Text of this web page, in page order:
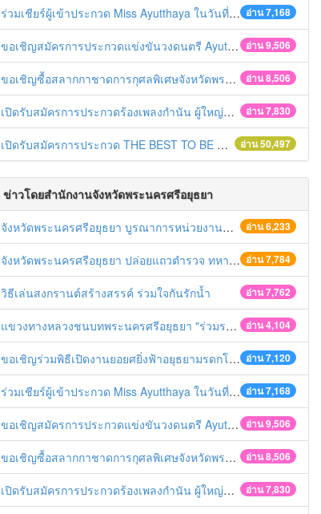
อ่าน 7,168
ร่วมเชียร์ผู้เข้าประกวด Miss Ayutthaya ในวันที่ 15 ธันวาคม 2560
อ่าน 9,506
ขอเชิญสมัครการประกวดแข่งขันวงดนตรี Ayutthaya battle of the bands
อ่าน 8,506
ขอเชิญซื้อสลากกาชาดการกุศลพิเศษจังหวัดพระนครศรีอยุธยา 2560
อ่าน 7,830
เปิดรับสมัครการประกวดร้องเพลงกำนัน ผู้ใหญ่บ้าน ฯลฯ
อ่าน 50,497
เปิดรับสมัครการประกวด THE BEST TO BE NUMBER ONE
ข่าวโดยสำนักงานจังหวัดพระนครศรีอยุธยา
อ่าน 6,233
จังหวัดพระนครศรีอยุธยา บูรณาการหน่วยงานที่เกี่ยวข้อง ลงพื้นที่จัดระเบียบและดำเนินมาตรการตามบทลงโทษสูงสุดกับผู้ประกอบการร้านค้าที่ยังฝ่าฝืนตั้งร้านค้ารุกล้ำเขตพื้นที่ทางหลวง เตรียมความปลอดภัยก่อนเทศกาลสงกรานต์
อ่าน 7,784
จังหวัดพระนครศรีอยุธยา ปล่อยแถวตำรวจ ทหาร ฝ่ายปกครอง กว่า 100 นาย ตรวจเข้มท่ารถสาธารณะ สถานีขนส่งรถโดยสาร วินรถตู้ และสถานีรถไฟ เตรียมรับมือเทศกาลสงกรานต์
อ่าน 7,762
วิธีเล่นสงกรานต์สร้างสรรค์ ร่วมใจกันรักน้ำ
อ่าน 4,104
แขวงทางหลวงชนบทพระนครศรีอยุธยา "ร่วมรณรงค์ ขับช้า เปิดไฟหน้า คาดเข็มขัด" เทศกาลสงกรานต์ ปี 2561
อ่าน 7,120
ขอเชิญร่วมพิธีเปิดงานยอยศยิ่งฟ้าอยุธยามรดกโลก
อ่าน 7,168
ร่วมเชียร์ผู้เข้าประกวด Miss Ayutthaya ในวันที่ 15 ธันวาคม 2560
อ่าน 9,506
ขอเชิญสมัครการประกวดแข่งขันวงดนตรี Ayutthaya battle of the bands
อ่าน 8,506
ขอเชิญซื้อสลากกาชาดการกุศลพิเศษจังหวัดพระนครศรีอยุธยา 2560
อ่าน 7,830
เปิดรับสมัครการประกวดร้องเพลงกำนัน ผู้ใหญ่บ้าน ฯลฯ